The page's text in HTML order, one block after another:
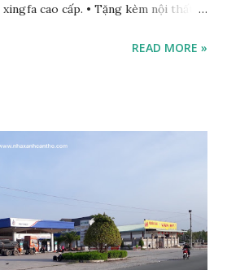
cao cấp. • Tặng kèm nội thất
gỗ - Màn cửa + rèm cửa - Tranh
chí. => VÀO LÀ Ở NGAY (ĐẦY ĐỦ
hỗ trợ thuế phí, hỗ trợ vay ngân
ADD ZALO ĐỂ XEM
VÀO LINK BÊN TRÊN ĐỂ THAM
PHẨM.
READ MORE »